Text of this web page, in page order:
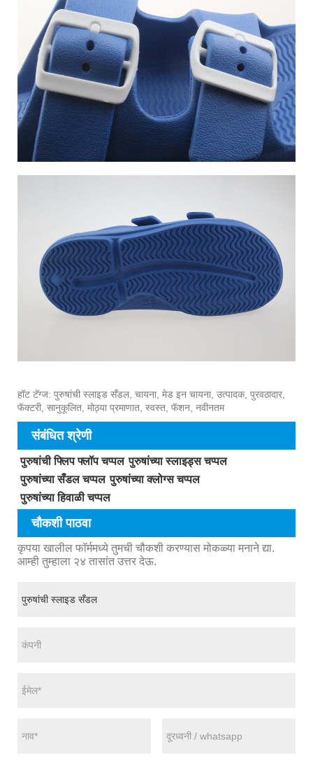
हॉट टॅग्ज: पुरुषांची स्लाइड सँडल, चायना, मेड इन चायना, उत्पादक, पुरवठादार,
फॅक्टरी, सानुकूलित, मोठ्या प्रमाणात, स्वस्त, फॅशन, नवीनतम
संबंधित श्रेणी
पुरुषांची फ्लिप फ्लॉप चप्पल पुरुषांच्या स्लाइड्स चप्पल
पुरुषांच्या सँडल चप्पल पुरुषांच्या क्लोग्स चप्पल
पुरुषांच्या हिवाळी चप्पल
चौकशी पाठवा
कृपया खालील फॉर्ममध्ये तुमची चौकशी करण्यास मोकळ्या मनाने द्या.
आम्ही तुम्हाला २४ तासांत उत्तर देऊ.